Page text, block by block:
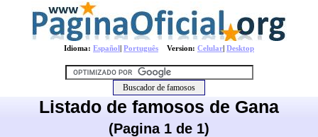
Idioma: Español| Português Version: Celular| Desktop
Listado de famosos de Gana
(Pagina 1 de 1)